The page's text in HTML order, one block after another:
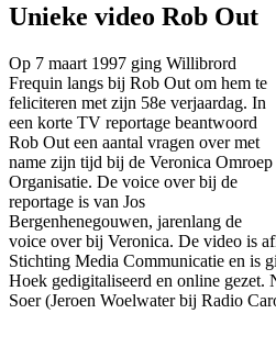
Unieke video Rob Out
Op 7 maart 1997 ging Willibrord
Frequin langs bij Rob Out om hem te
feliciteren met zijn 58e verjaardag. In
een korte TV reportage beantwoord
Rob Out een aantal vragen over met
name zijn tijd bij de Veronica Omroep
Organisatie. De voice over bij de
reportage is van Jos
Bergenhenegouwen, jarenlang de
voice over bij Veronica. De video is
Stichting Media Communicatie en is
Hoek gedigitaliseerd en online gezet.
Soer (Jeroen Woelwater bij Radio